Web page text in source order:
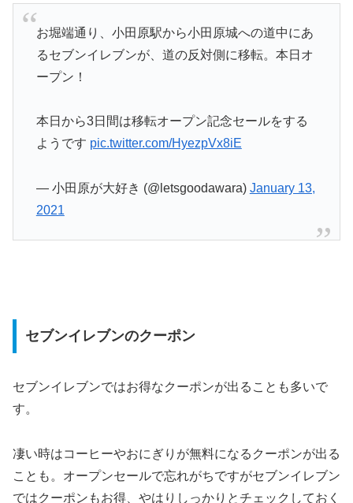
お堀端通り、小田原駅から小田原城への道中にあ
るセブンイレブンが、道の反対側に移転。本日オ
ープン！
本日から3日間は移転オープン記念セールをする
ようです pic.twitter.com/HyezpVx8iE
— 小田原が大好き (@letsgoodawara) January 13,
2021
セブンイレブンのクーポン
セブンイレブンではお得なクーポンが出ることも多いで
す。
凄い時はコーヒーやおにぎりが無料になるクーポンが出る
ことも。オープンセールで忘れがちですがセブンイレブン
ではクーポンもお得、やはりしっかりとチェックしておく